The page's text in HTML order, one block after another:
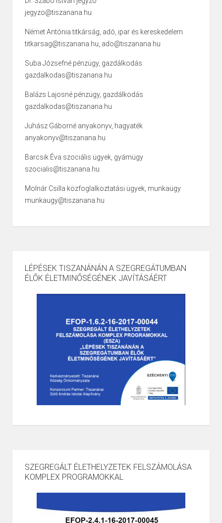
jegyzo@tiszanana.hu
Német Antónia titkárság, adó, ipar és kereskedelem
titkarsag@tiszanana.hu, ado@tiszanana.hu
Suba Józsefné pénzügy, gazdálkodás
gazdalkodas@tiszanana.hu
Balázs Lajosné pénzügy, gazdálkodás
gazdalkodas@tiszanana.hu
Juhász Gáborné anyakönyv, hagyaték
anyakonyv@tiszanana.hu
Barcsik Éva szociális ügyek, gyámügy
szocialis@tiszanana.hu
Molnár Csilla közfoglalkoztatási ügyek, munkaügy
munkaugy@tiszanana.hu
LÉPÉSEK TISZANÁNÁN A SZEGREGÁTUMBAN
ÉLŐK ÉLETMINŐSÉGÉNEK JAVÍTÁSÁÉRT
SZEGREGÁLT ÉLETHELYZETEK FELSZÁMOLÁSA
KOMPLEX PROGRAMOKKAL